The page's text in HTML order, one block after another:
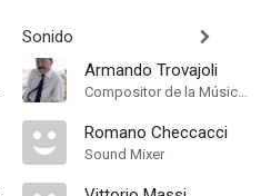
Sonido
Armando Trovajoli
Compositor de la Música Original
Romano Checcacci
Sound Mixer